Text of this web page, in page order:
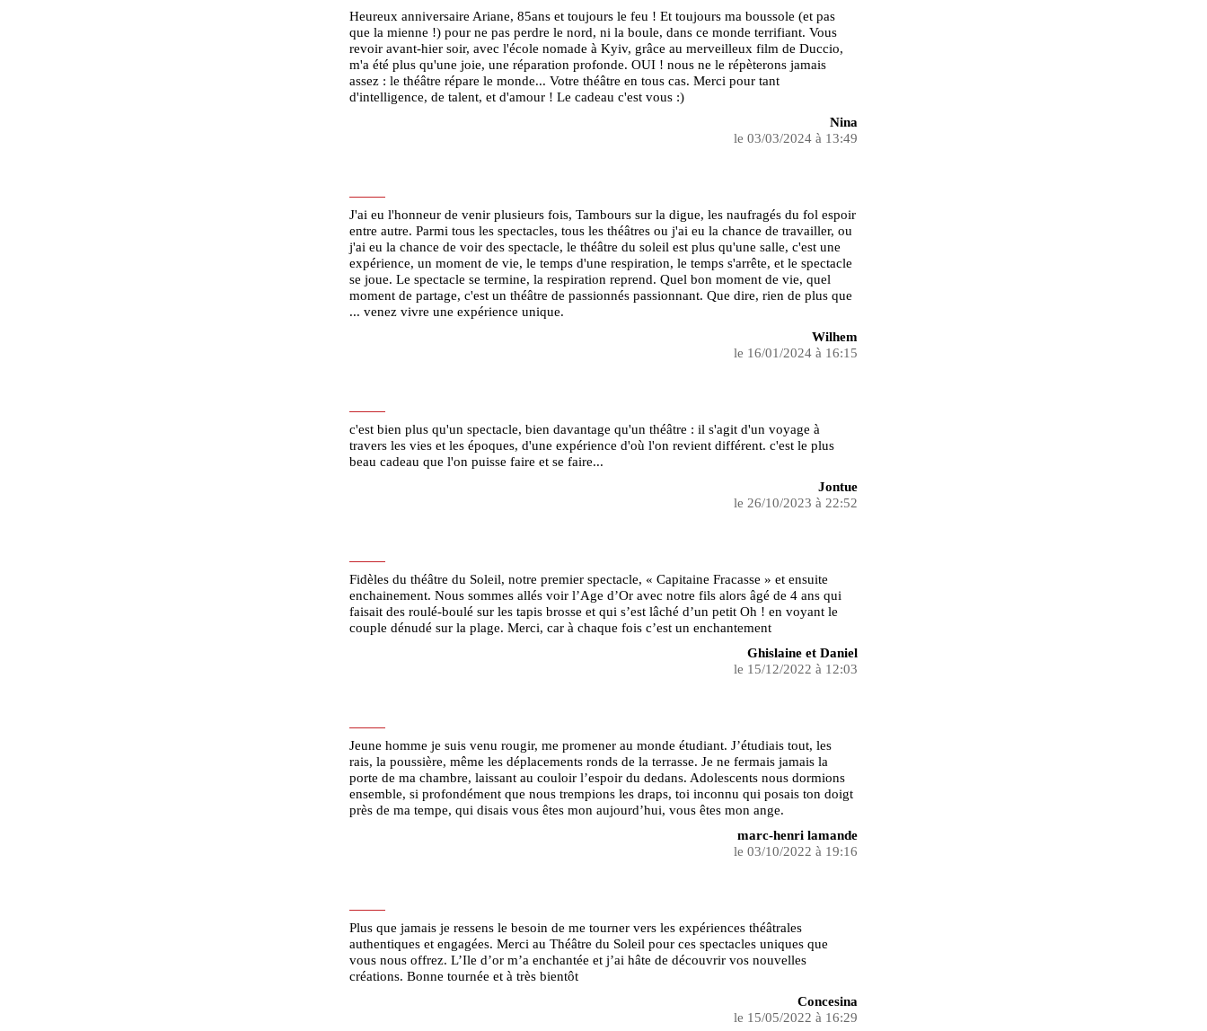
Heureux anniversaire Ariane, 85ans et toujours le feu ! Et toujours ma boussole (et pas
que la mienne !) pour ne pas perdre le nord, ni la boule, dans ce monde terrifiant. Vous
revoir avant-hier soir, avec l'école nomade à Kyiv, grâce au merveilleux film de Duccio,
m'a été plus qu'une joie, une réparation profonde. OUI ! nous ne le répèterons jamais
assez : le théâtre répare le monde... Votre théâtre en tous cas. Merci pour tant
d'intelligence, de talent, et d'amour ! Le cadeau c'est vous :)
Nina
le 03/03/2024 à 13:49
J'ai eu l'honneur de venir plusieurs fois, Tambours sur la digue, les naufragés du fol espoir
entre autre. Parmi tous les spectacles, tous les théâtres ou j'ai eu la chance de travailler, ou
j'ai eu la chance de voir des spectacle, le théâtre du soleil est plus qu'une salle, c'est une
expérience, un moment de vie, le temps d'une respiration, le temps s'arrête, et le spectacle
se joue. Le spectacle se termine, la respiration reprend. Quel bon moment de vie, quel
moment de partage, c'est un théâtre de passionnés passionnant. Que dire, rien de plus que
... venez vivre une expérience unique.
Wilhem
le 16/01/2024 à 16:15
c'est bien plus qu'un spectacle, bien davantage qu'un théâtre : il s'agit d'un voyage à
travers les vies et les époques, d'une expérience d'où l'on revient différent. c'est le plus
beau cadeau que l'on puisse faire et se faire...
Jontue
le 26/10/2023 à 22:52
Fidèles du théâtre du Soleil, notre premier spectacle, « Capitaine Fracasse » et ensuite
enchainement. Nous sommes allés voir l’Age d’Or avec notre fils alors âgé de 4 ans qui
faisait des roulé-boulé sur les tapis brosse et qui s’est lâché d’un petit Oh ! en voyant le
couple dénudé sur la plage. Merci, car à chaque fois c’est un enchantement
Ghislaine et Daniel
le 15/12/2022 à 12:03
Jeune homme je suis venu rougir, me promener au monde étudiant. J’étudiais tout, les
rais, la poussière, même les déplacements ronds de la terrasse. Je ne fermais jamais la
porte de ma chambre, laissant au couloir l’espoir du dedans. Adolescents nous dormions
ensemble, si profondément que nous trempions les draps, toi inconnu qui posais ton doigt
près de ma tempe, qui disais vous êtes mon aujourd’hui, vous êtes mon ange.
marc-henri lamande
le 03/10/2022 à 19:16
Plus que jamais je ressens le besoin de me tourner vers les expériences théâtrales
authentiques et engagées. Merci au Théâtre du Soleil pour ces spectacles uniques que
vous nous offrez. L’Ile d’or m’a enchantée et j’ai hâte de découvrir vos nouvelles
créations. Bonne tournée et à très bientôt
Concesina
le 15/05/2022 à 16:29